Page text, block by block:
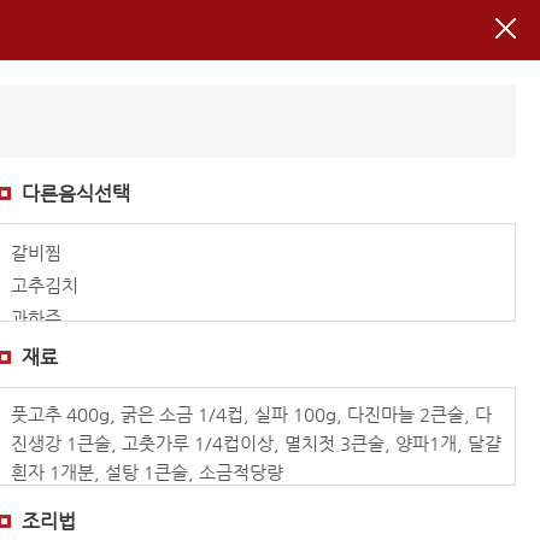
다른음식선택
갈비찜
고추김치
과하주
김치밥
꽃게장
녹두빈대떡
다슬기탕
달래 해물전
대합구이
재료
풋고추 400g, 굵은 소금 1/4컵, 실파 100g, 다진마늘 2큰술, 다
진생강 1큰술, 고춧가루 1/4컵이상, 멸치젓 3큰술, 양파1개, 달걀
흰자 1개분, 설탕 1큰술, 소금적당량
조리법